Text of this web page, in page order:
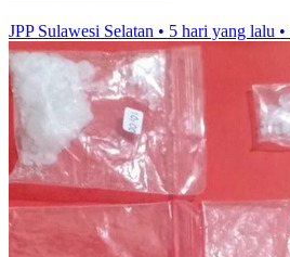
JPP Sulawesi Selatan • 5 hari yang lalu •